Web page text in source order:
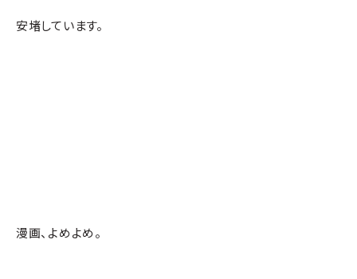
安堵しています。
漫画、よめよめ。